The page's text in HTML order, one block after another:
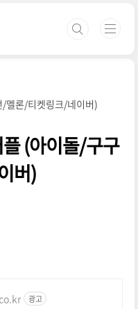
/멜론/티켓링크/네이버)
(아이돌/구구
버)
광고